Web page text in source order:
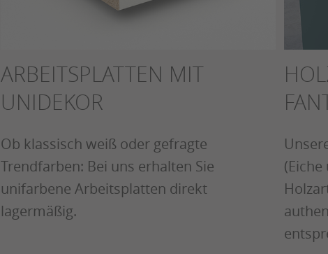
ARBEITSPLATTEN MIT
UNIDEKOR
Ob klassisch weiß oder gefragte
Trendfarben: Bei uns erhalten Sie
unifarbene Arbeitsplatten direkt
lagermäßig.